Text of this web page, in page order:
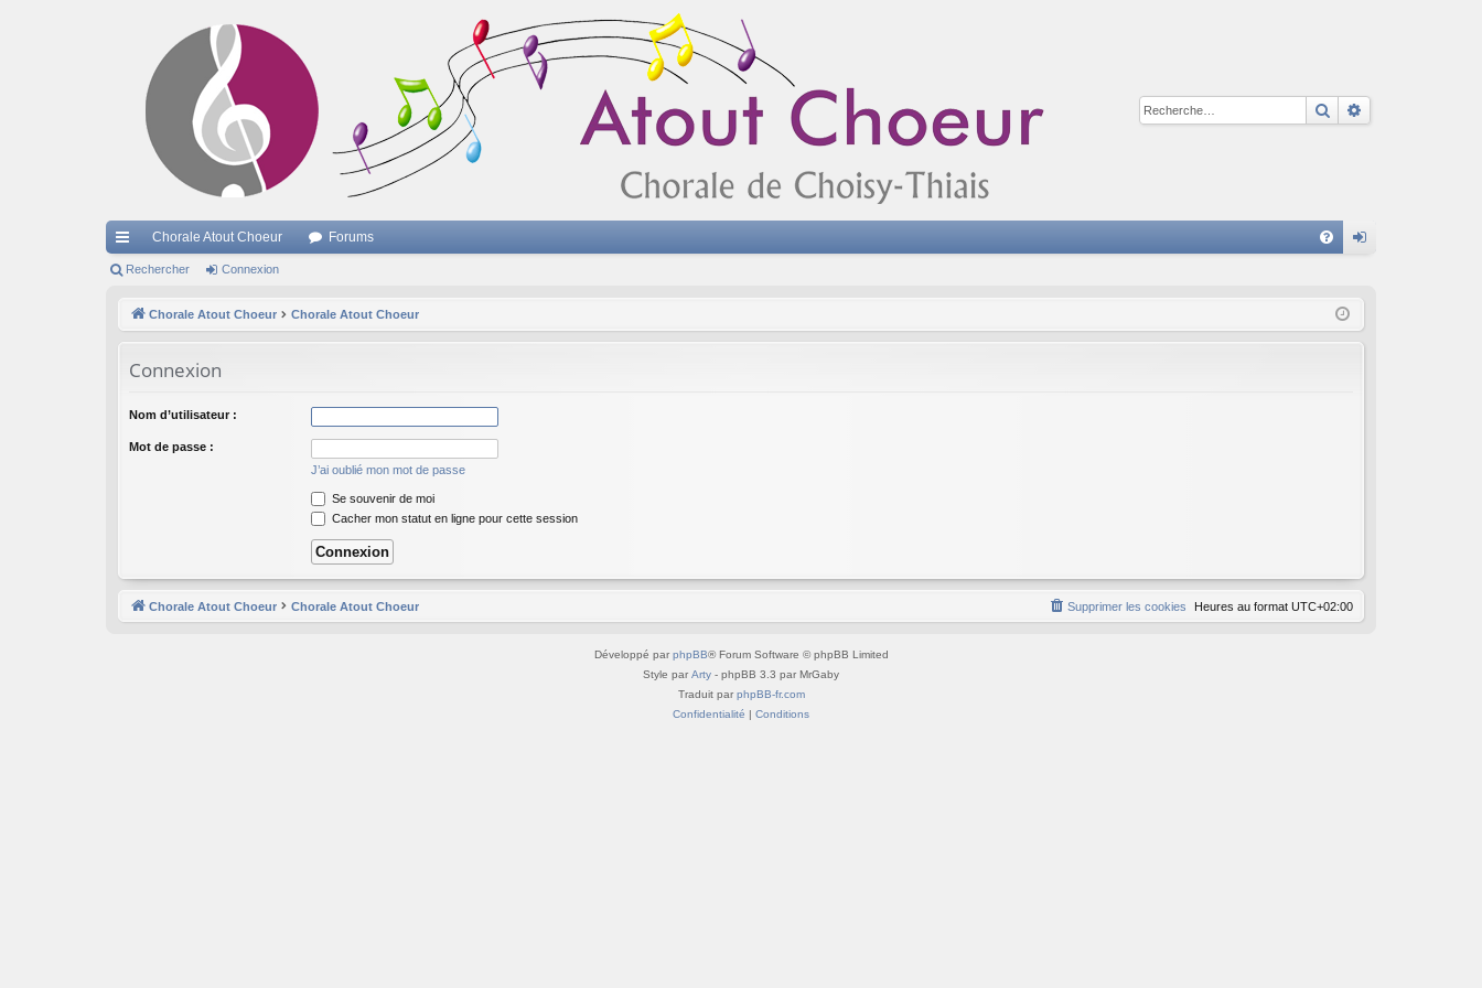
Rechercher
cc
Chorale Atout Choeur Forums
ne
Rechercher Connexion
Chorale Atout Choeur Chorale Atout Choeur
Connexion
Nom d’utilisateur :
Mot de passe :
J’ai oublié mon mot de passe
Se souvenir de moi
Cacher mon statut en ligne pour cette session
Chorale Atout Choeur Chorale Atout Choeur Heures au format UTC+02:00
Supprimer les cookies
Développé par phpBB® Forum Software © phpBB Limited
Style par Arty - phpBB 3.3 par MrGaby
Traduit par phpBB-fr.com
Confidentialité | Conditions